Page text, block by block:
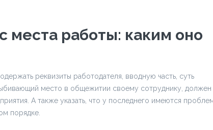
места работы: каким оно
реквизиты работодателя, вводную часть, суть
место в общежитии своему сотруднику, должен
А также указать, что у последнего имеются
порядке.